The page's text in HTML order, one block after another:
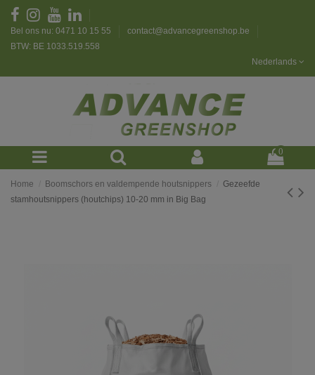
Bel ons nu: 0471 10 15 55
contact@advancegreenshop.be
BTW: BE 1033.519.558
Nederlands
0
Home Boomschors en valdempende houtsnippers
Gezeefde
stamhoutsnippers (houtchips) 10-20 mm in Big Bag